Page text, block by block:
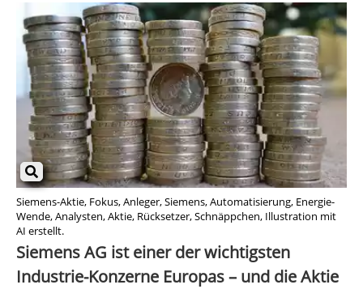
Siemens-Aktie, Fokus, Anleger, Siemens, Automatisierung, Energie-
Wende, Analysten, Aktie, Rücksetzer, Schnäppchen, Illustration mit
AI erstellt.
Siemens AG ist einer der wichtigsten
Industrie-Konzerne Europas – und die Aktie